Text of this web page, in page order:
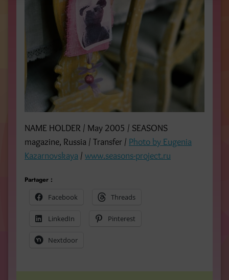
NAME HOLDER / May 2005 / SEASONS
magazine, Russia / Transfer / Photo by Eugenia
Kazarnovskaya / www.seasons-project.ru
Partager :
Facebook
Threads
LinkedIn Pinterest
Nextdoor